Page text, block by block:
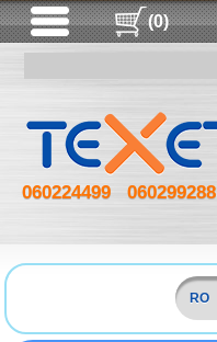
(0)
060224499 060299288
RO